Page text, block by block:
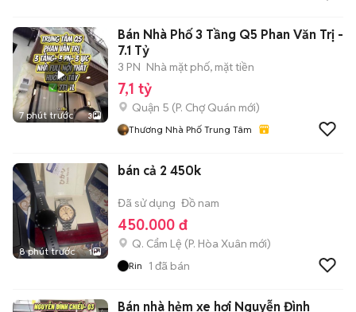
7 phút trước 3
Bán Nhà Phố 3 Tầng Q5 Phan Văn Trị -
7.1 Tỷ
3 PN Nhà mặt phố, mặt tiền
7,1 tỷ
Quận 5 (P. Chợ Quán mới)
Thương Nhà Phố Trung Tâm
8 phút trước 1
bán cả 2 450k
Đã sử dụng Đồ nam
450.000 đ
Q. Cẩm Lệ (P. Hòa Xuân mới)
Rin 1 đã bán
Bán nhà hẻm xe hơi Nguyễn Đình